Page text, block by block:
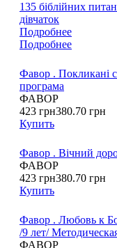
135 біблійних
дівчаток
Подробнее
Подробнее
Фавор . Покликані
програма
ФАВОР
423 грн380.70 грн
Купить
Фавор . Вічний
ФАВОР
423 грн380.70 грн
Купить
Фавор . Любовь к
/9 лет/
ФАВОР